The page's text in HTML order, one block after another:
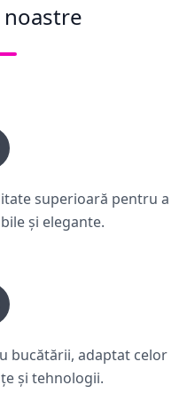
superioară pentru a
și elegante.
bucătării, adaptat celor
și tehnologii.